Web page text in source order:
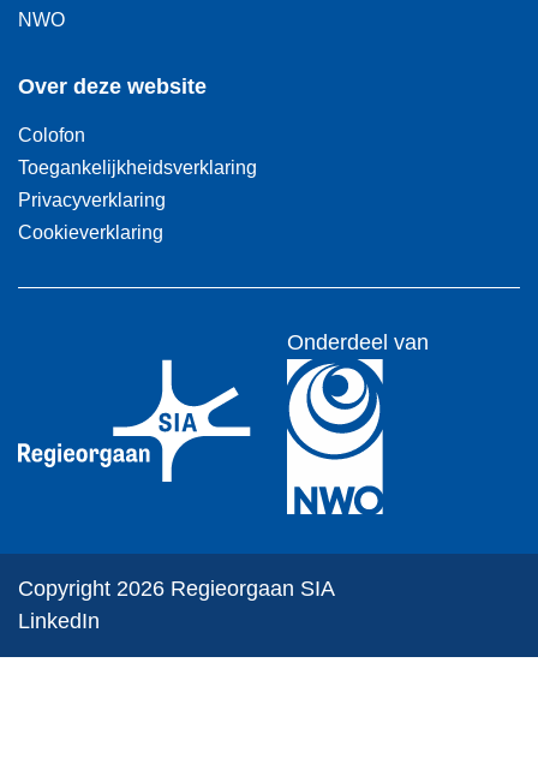
NWO
Over deze website
Colofon
Toegankelijkheidsverklaring
Privacyverklaring
Cookieverklaring
Onderdeel van
Copyright 2026 Regieorgaan SIA
LinkedIn